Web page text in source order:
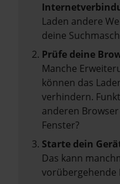
Laden andere
deine
Prüfe deine
Manche
können das
verhindern.
anderen
Fenster?
Starte dein
Das kann
vorübergehende